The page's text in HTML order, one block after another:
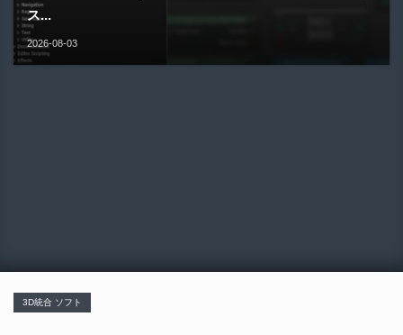
Material Parameter Manager | Unreal Engi...
2026-08-07
5...
2026-08-05
ス...
2026-08-03
る | ktk.kum...
2026-08-03
向け...
2026-08-02
3D統合 ソフト